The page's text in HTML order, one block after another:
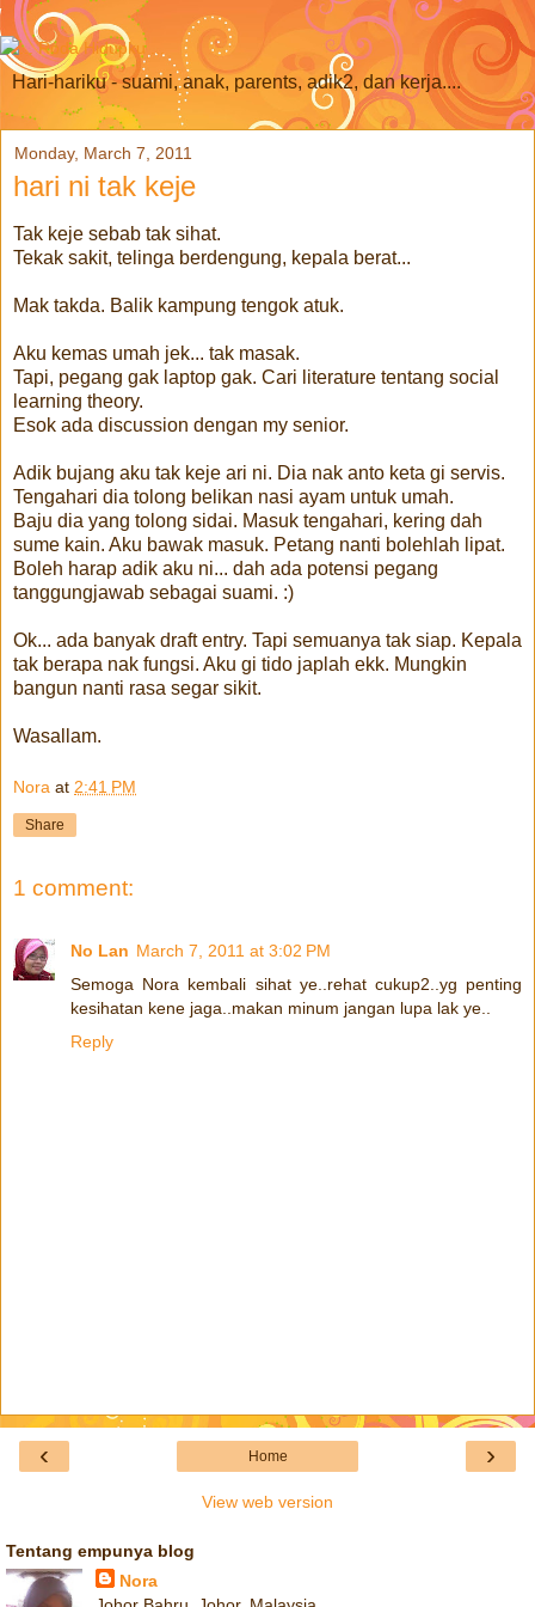
Hari-hariku - suami, anak, parents, adik2, dan kerja....
Monday, March 7, 2011
hari ni tak keje
Tak keje sebab tak sihat.
Tekak sakit, telinga berdengung, kepala berat...
Mak takda. Balik kampung tengok atuk.
Aku kemas umah jek... tak masak.
Tapi, pegang gak laptop gak. Cari literature tentang social
learning theory.
Esok ada discussion dengan my senior.
Adik bujang aku tak keje ari ni. Dia nak anto keta gi servis.
Tengahari dia tolong belikan nasi ayam untuk umah.
Baju dia yang tolong sidai. Masuk tengahari, kering dah
sume kain. Aku bawak masuk. Petang nanti bolehlah lipat.
Boleh harap adik aku ni... dah ada potensi pegang
tanggungjawab sebagai suami. :)
Ok... ada banyak draft entry. Tapi semuanya tak siap. Kepala
tak berapa nak fungsi. Aku gi tido japlah ekk. Mungkin
bangun nanti rasa segar sikit.
Wasallam.
Nora at 2:41 PM
Share
1 comment:
No Lan March 7, 2011 at 3:02 PM
Semoga Nora kembali sihat ye..rehat cukup2..yg penting
kesihatan kene jaga..makan minum jangan lupa lak ye..
Reply
‹ ›
Home
View web version
Tentang empunya blog
Nora